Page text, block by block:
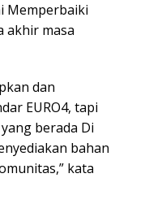
Memperbaiki
akhir masa
dan
EURO4, tapi
berada Di
bahan
kata